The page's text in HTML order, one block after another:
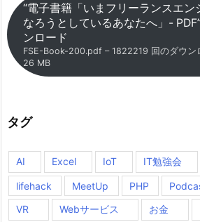
“電子書籍「いまフリーランスエン
なろうとしているあなたへ」-
ンロード
FSE-Book-200.pdf – 1822219 回のダウン
26 MB
タグ
AI Excel IoT IT勉強会
lifehack MeetUp PHP
VR
Webサービス お金